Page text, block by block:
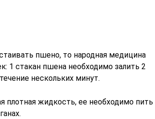
пшено, то народная медицина
1 стакан пшена необходимо залить 2
нескольких минут.
плотная жидкость, ее необходимо пить